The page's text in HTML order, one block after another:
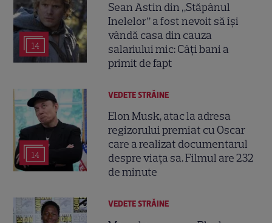
14
Sean Astin din „Stăpânul
Inelelor” a fost nevoit să își
vândă casa din cauza
salariului mic: Câți bani a
primit de fapt
14
VEDETE STRĂINE
Elon Musk, atac la adresa
regizorului premiat cu Oscar
care a realizat documentarul
despre viața sa. Filmul are 232
de minute
VEDETE STRĂINE